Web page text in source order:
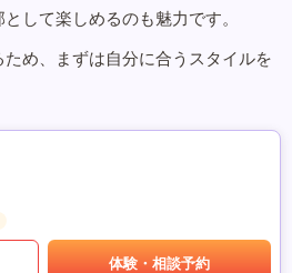
して楽しめるのも魅力です。
め、まずは自分に合うスタイルを
体験・相談予約